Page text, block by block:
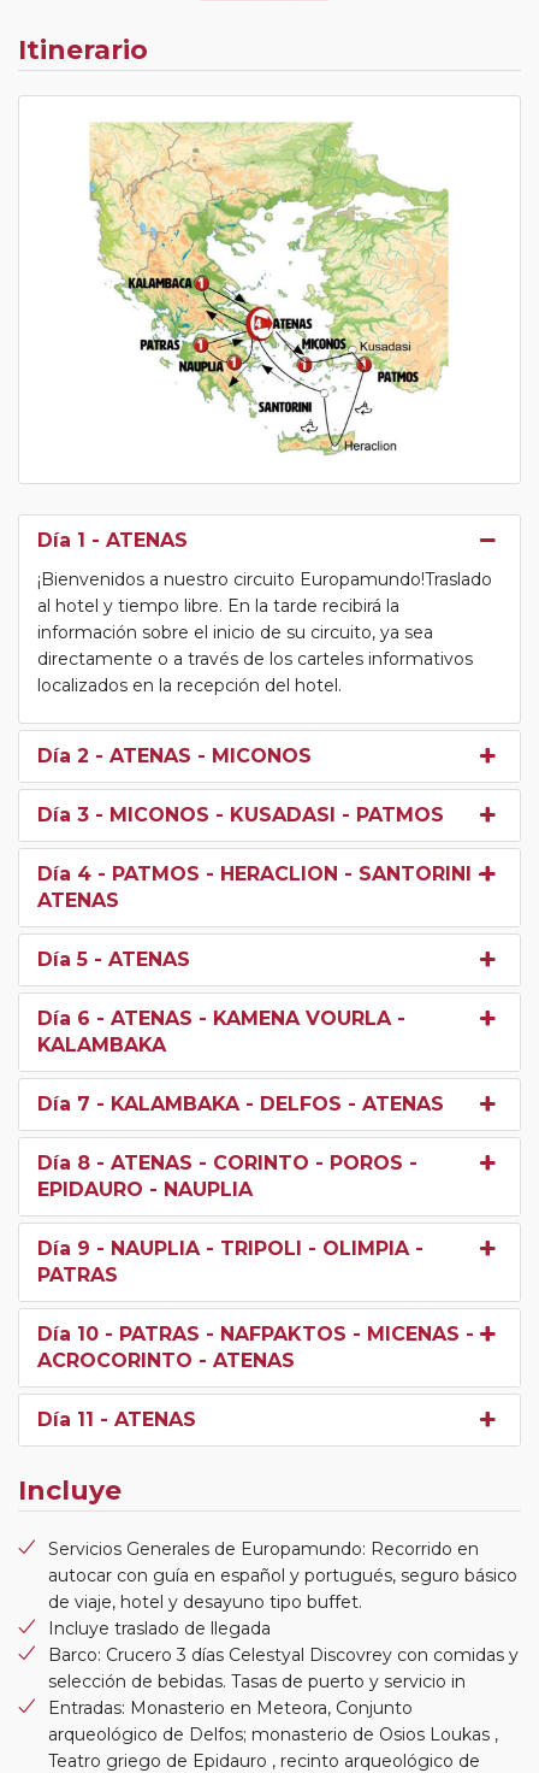
Itinerario
Día 1 - ATENAS
¡Bienvenidos a nuestro circuito Europamundo!Traslado
al hotel y tiempo libre. En la tarde recibirá la
información sobre el inicio de su circuito, ya sea
directamente o a través de los carteles informativos
localizados en la recepción del hotel.
Día 2 - ATENAS - MICONOS
Día 3 - MICONOS - KUSADASI - PATMOS
Día 4 - PATMOS - HERACLION - SANTORINI -
ATENAS
Día 5 - ATENAS
Día 6 - ATENAS - KAMENA VOURLA -
KALAMBAKA
Día 7 - KALAMBAKA - DELFOS - ATENAS
Día 8 - ATENAS - CORINTO - POROS -
EPIDAURO - NAUPLIA
Día 9 - NAUPLIA - TRIPOLI - OLIMPIA -
PATRAS
Día 10 - PATRAS - NAFPAKTOS - MICENAS -
ACROCORINTO - ATENAS
Día 11 - ATENAS
Incluye
Servicios Generales de Europamundo: Recorrido en
autocar con guía en español y portugués, seguro básico
de viaje, hotel y desayuno tipo buffet.
Incluye traslado de llegada
Barco: Crucero 3 días Celestyal Discovrey con comidas y
selección de bebidas. Tasas de puerto y servicio in
Entradas: Monasterio en Meteora, Conjunto
arqueológico de Delfos; monasterio de Osios Loukas ,
Teatro griego de Epidauro , recinto arqueológico de